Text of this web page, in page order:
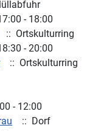
- 18:00
:: Ortskulturring
- 20:00
:: Ortskulturring
- 12:00
:: Dorf